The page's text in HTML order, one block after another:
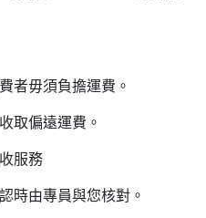
者毋須負擔運費。
取偏遠運費。
服務
時由專員與您核對。